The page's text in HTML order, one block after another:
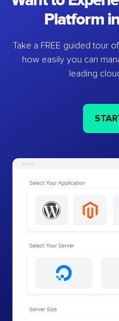
Platform
Take a FREE guided tour
how easily you can
leading